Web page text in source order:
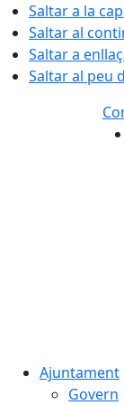
Saltar a la
Saltar al
Saltar a
Saltar al peu
Ajuntament
Govern